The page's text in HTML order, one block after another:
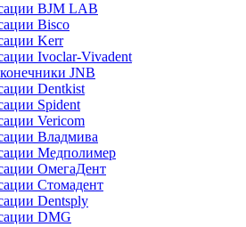
BJM LAB
Bisco
Kerr
Ivoclar-Vivadent
JNB
Dentkist
Spident
Vericom
Владмива
Медполимер
ОмегаДент
Стомадент
Dentsply
DMG